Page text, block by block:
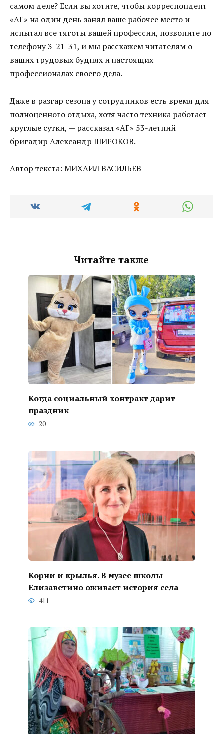
самом деле? Если вы хотите, чтобы корреспондент
«АГ» на один день занял ваше рабочее место и
испытал все тяготы вашей профессии, позвоните по
телефону 3-21-31, и мы расскажем читателям о
ваших трудовых буднях и настоящих
профессионалах своего дела.
Даже в разгар сезона у сотрудников есть время для
полноценного отдыха, хотя часто техника работает
круглые сутки, — рассказал «АГ» 53-летний
бригадир Александр ШИРОКОВ.
Автор текста: МИХАИЛ ВАСИЛЬЕВ
Читайте также
Когда социальный контракт дарит
праздник
20
Корни и крылья. В музее школы
Елизаветино оживает история села
411